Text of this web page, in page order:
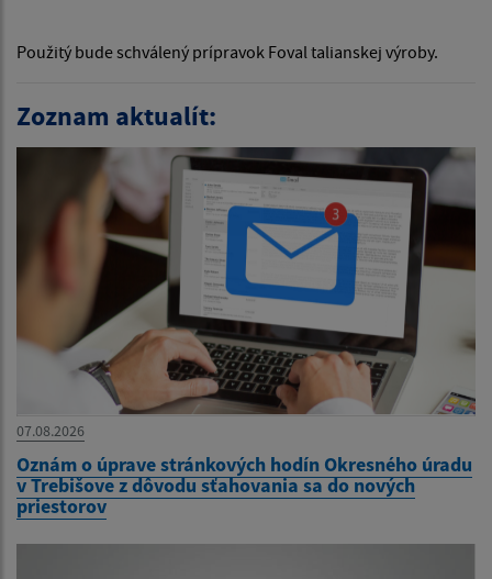
Použitý bude schválený prípravok Foval talianskej výroby.
Zoznam aktualít:
07.08.2026
Oznám o úprave stránkových hodín Okresného úradu
v Trebišove z dôvodu sťahovania sa do nových
priestorov